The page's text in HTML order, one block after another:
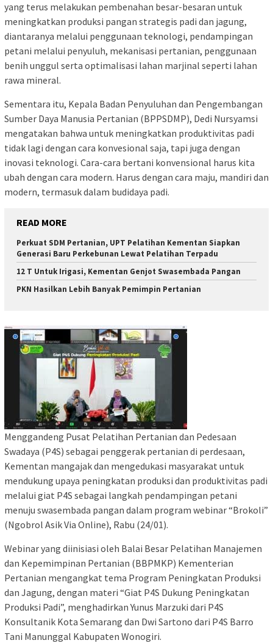
yang terus melakukan pembenahan besar-besaran untuk
meningkatkan produksi pangan strategis padi dan jagung,
diantaranya melalui penggunaan teknologi, pendampingan
petani melalui penyuluh, mekanisasi pertanian, penggunaan
benih unggul serta optimalisasi lahan marjinal seperti lahan
rawa mineral.
Sementara itu, Kepala Badan Penyuluhan dan Pengembangan
Sumber Daya Manusia Pertanian (BPPSDMP), Dedi Nursyamsi
mengatakan bahwa untuk meningkatkan produktivitas padi
tidak lagi dengan cara konvesional saja, tapi juga dengan
inovasi teknologi. Cara-cara bertani konvensional harus kita
ubah dengan cara modern. Harus dengan cara maju, mandiri dan
modern, termasuk dalam budidaya padi.
READ MORE
Perkuat SDM Pertanian, UPT Pelatihan Kementan Siapkan
Generasi Baru Perkebunan Lewat Pelatihan Terpadu
12 T Untuk Irigasi, Kementan Genjot Swasembada Pangan
PKN Hasilkan Lebih Banyak Pemimpin Pertanian
Menggandeng Pusat Pelatihan Pertanian dan Pedesaan
Swadaya (P4S) sebagai penggerak pertanian di perdesaan,
Kementan mangajak dan mengedukasi masyarakat untuk
mendukung upaya peningkatan produksi dan produktivitas padi
melalui giat P4S sebagai langkah pendampingan petani
menuju swasembada pangan dalam program webinar “Brokoli”
(Ngobrol Asik Via Online), Rabu (24/01).
Webinar yang diinisiasi oleh Balai Besar Pelatihan Manajemen
dan Kepemimpinan Pertanian (BBPMKP) Kementerian
Pertanian mengangkat tema Program Peningkatan Produksi
dan Jagung, dengan materi “Giat P4S Dukung Peningkatan
Produksi Padi”, menghadirkan Yunus Marzuki dari P4S
Konsultanik Kota Semarang dan Dwi Sartono dari P4S Barro
Tani Manunggal Kabupaten Wonogiri.